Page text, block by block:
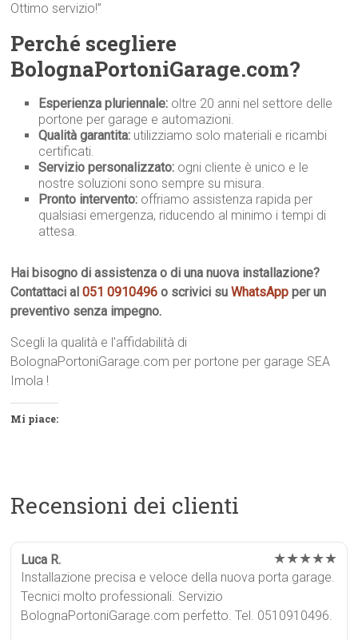
Ottimo servizio!”
Perché scegliere
BolognaPortoniGarage.com?
Esperienza pluriennale: oltre 20 anni nel settore delle
portone per garage e automazioni.
Qualità garantita: utilizziamo solo materiali e ricambi
certificati.
Servizio personalizzato: ogni cliente è unico e le
nostre soluzioni sono sempre su misura.
Pronto intervento: offriamo assistenza rapida per
qualsiasi emergenza, riducendo al minimo i tempi di
attesa.
Hai bisogno di assistenza o di una nuova installazione?
Contattaci al051 0910496 o scrivici suWhatsApp per un
preventivo senza impegno.
Scegli la qualità e l’affidabilità di
BolognaPortoniGarage.com per portone per garage SEA
Imola !
Mi piace:
Recensioni dei clienti
Luca R. ★★★★★
Installazione precisa e veloce della nuova porta garage.
Tecnici molto professionali. Servizio
BolognaPortoniGarage.com perfetto. Tel. 0510910496.